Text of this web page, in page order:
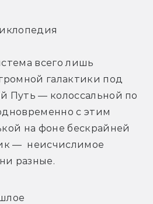
всего лишь
галактики под
Путь — колоссальной по
с этим
на фоне бескрайней
—  неисчислимое
разные.